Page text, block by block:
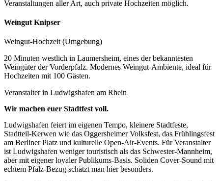
Veranstaltungen aller Art, auch private Hochzeiten möglich.
Weingut Knipser
Weingut-Hochzeit (Umgebung)
20 Minuten westlich in Laumersheim, eines der bekanntesten
Weingüter der Vorderpfalz. Modernes Weingut-Ambiente, ideal für
Hochzeiten mit 100 Gästen.
Veranstalter in Ludwigshafen am Rhein
Wir machen euer Stadtfest voll.
Ludwigshafen feiert im eigenen Tempo, kleinere Stadtfeste,
Stadtteil-Kerwen wie das Oggersheimer Volksfest, das Frühlingsfest
am Berliner Platz und kulturelle Open-Air-Events. Für Veranstalter
ist Ludwigshafen weniger touristisch als das Schwester-Mannheim,
aber mit eigener loyaler Publikums-Basis. Soliden Cover-Sound mit
echtem Pfalz-Bezug schätzt man hier besonders.